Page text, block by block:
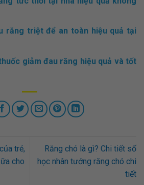
răng triệt để an toàn hiệu quả tại
giảm đau răng hiệu quả và tốt
trẻ,
cho
Răng chó là gì? Chi tiết số
học nhân tướng răng chó chi
tiết